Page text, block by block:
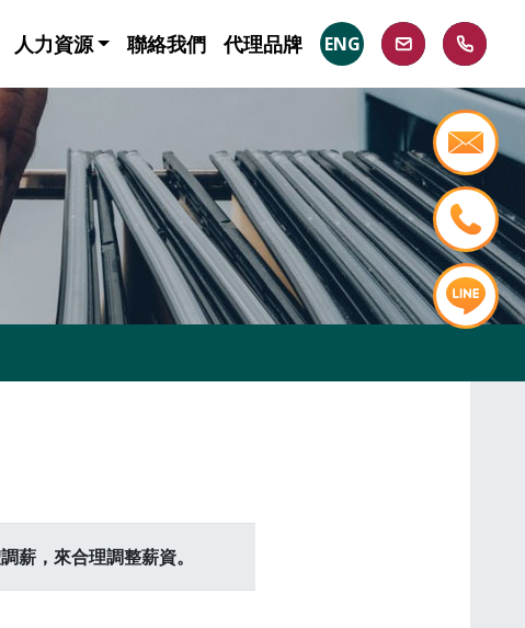
人力資源 聯絡我們 代理品牌 ENG
薪，來合理調整薪資。